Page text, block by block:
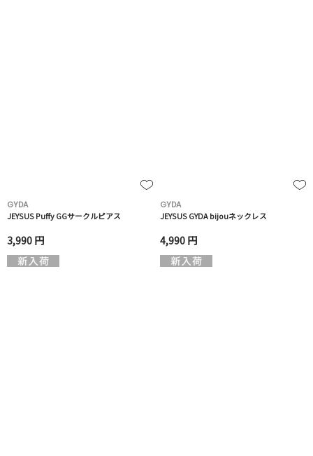
GYDA
JEYSUS Puffy GGサークルピアス
3,990 円
GYDA
JEYSUS GYDA bijouネックレス
4,990 円